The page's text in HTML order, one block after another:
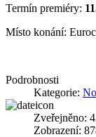
Termín premiéry:
Místo konání:
Podrobnosti
Kategorie:
Zveřejněno:
Zobrazení: